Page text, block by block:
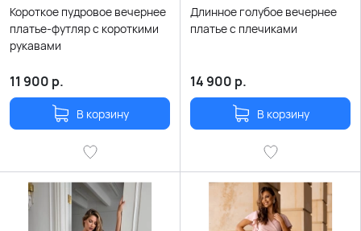
Короткое пудровое вечернее
платье-футляр с короткими
рукавами
11 900 р.
В корзину
Длинное голубое вечернее
платье с плечиками
14 900 р.
В корзину